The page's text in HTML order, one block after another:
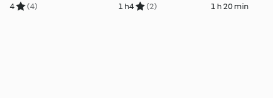
4 (4) 1 h4 (2) 1 h 20 min